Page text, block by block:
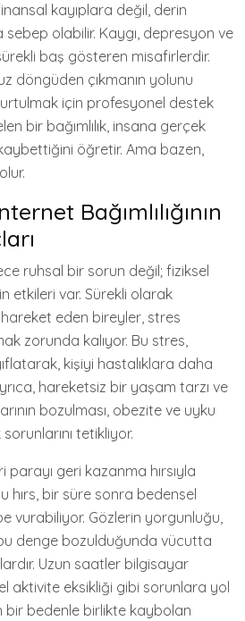
kayıplara değil, derin
olabilir. Kaygı, depresyon ve
baş gösteren misafirlerdir.
döngüden çıkmanın yolunu
için profesyonel destek
bir bağımlılık, insana gerçek
öğretir. Ama bazen,
Bağımlılığının
ruhsal bir sorun değil; fiziksel
etkileri var. Sürekli olarak
eden bireyler, stres
zorunda kalıyor. Bu stres,
kişiyi hastalıklara daha
hareketsiz bir yaşam tarzı ve
bozulması, obezite ve uyku
tetikliyor.
geri kazanma hırsıyla
hırs, bir süre sonra bedensel
vurabiliyor. Gözlerin yorgunluğu,
bu denge bozulduğunda vücutta
Uzun saatler bilgisayar
aktivite eksikliği gibi sorunlara yol
bir bedenle birlikte kaybolan